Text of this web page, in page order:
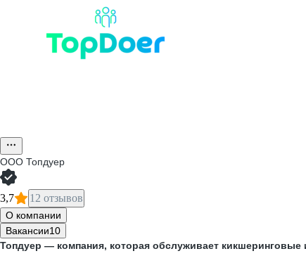
ООО Топдуер
3,7 12 отзывов
О компании
Вакансии10
Топдуер — компания, которая обслуживает